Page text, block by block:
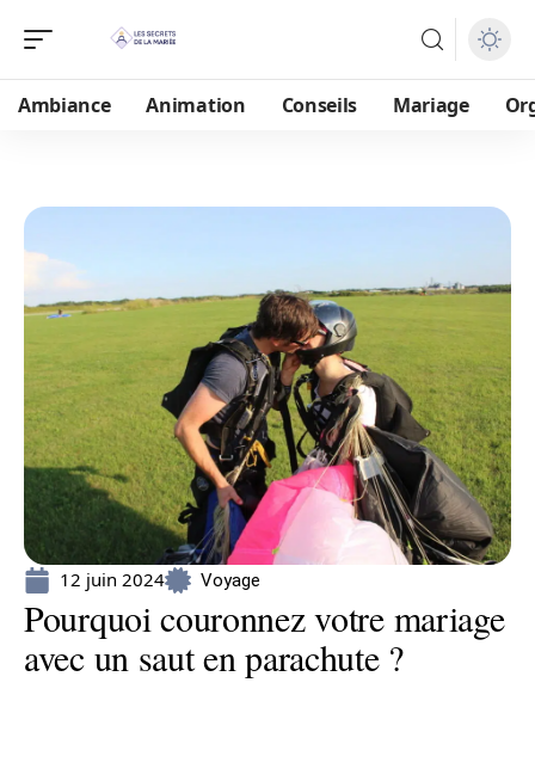
Ambiance Animation Conseils Mariage
12 juin 2024 Voyage
Pourquoi couronnez votre mariage
avec un saut en parachute ?